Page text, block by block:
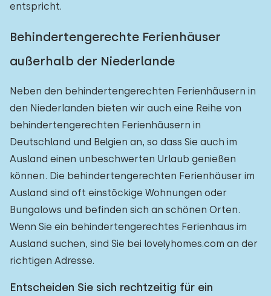
entspricht.
Behindertengerechte Ferienhäuser
außerhalb der Niederlande
Neben den behindertengerechten Ferienhäusern in
den Niederlanden bieten wir auch eine Reihe von
behindertengerechten Ferienhäusern in
Deutschland und Belgien an, so dass Sie auch im
Ausland einen unbeschwerten Urlaub genießen
können. Die behindertengerechten Ferienhäuser im
Ausland sind oft einstöckige Wohnungen oder
Bungalows und befinden sich an schönen Orten.
Wenn Sie ein behindertengerechtes Ferienhaus im
Ausland suchen, sind Sie bei lovelyhomes.com an der
richtigen Adresse.
Entscheiden Sie sich rechtzeitig für ein